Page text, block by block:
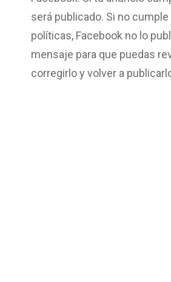
será publicado. Si no
políticas, Facebook no lo
mensaje para que puedas
corregirlo y volver a